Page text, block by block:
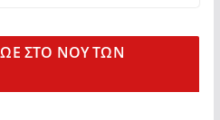
ΣΤΟ ΝΟΥ ΤΩΝ